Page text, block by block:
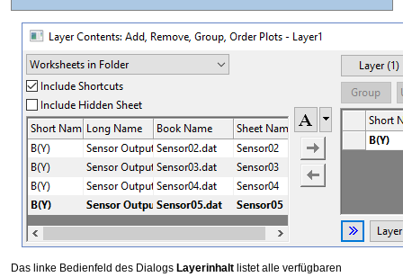
Das linke Bedienfeld des Dialogs Layerinhalt listet alle verfügbaren